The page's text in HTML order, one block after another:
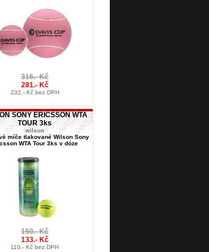
316.- Kč
281.- Kč
232.- Kč bez DPH
SONY ERICSSON WTA
TOUR 3ks
wilson
míče tlakované Wilson Sony
WTA Tour 3ks v dóze
150.- Kč
133.- Kč
110.- Kč bez DPH